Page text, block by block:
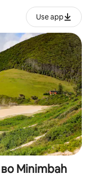
Use app
Minimbah